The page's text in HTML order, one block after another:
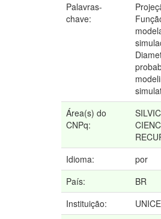
Palavras-
chave:
Área(s) do
CNPq:
Idioma:
por
País:
BR
Instituição: